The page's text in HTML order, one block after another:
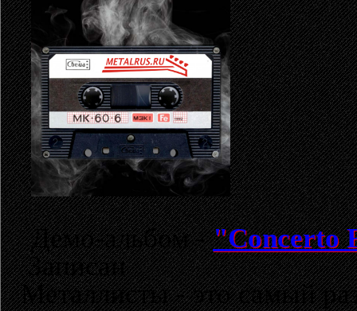
Демо-альбом -"Concerto
Записан
Металлисты - это самый